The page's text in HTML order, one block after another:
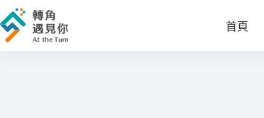
至
主
首頁